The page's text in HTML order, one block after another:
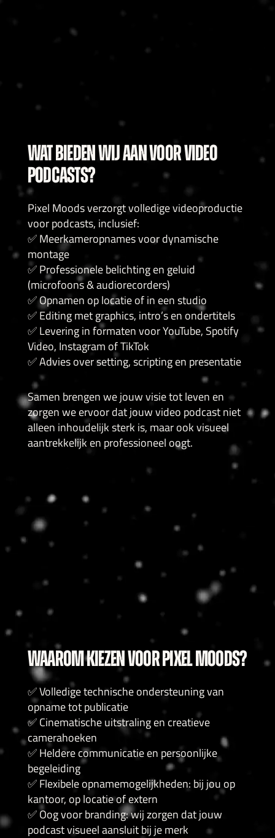
WAT BIEDEN WIJ AAN VOOR VIDEO
PODCASTS?
Pixel Moods verzorgt volledige videoproductie
voor podcasts, inclusief:
✅ Meerkameropnames voor dynamische
montage
✅ Professionele belichting en geluid
(microfoons & audiorecorders)
✅ Opnamen op locatie of in een studio
✅ Editing met graphics, intro’s en ondertitels
✅ Levering in formaten voor YouTube, Spotify
Video, Instagram of TikTok
✅ Advies over setting, scripting en presentatie
Samen brengen we jouw visie tot leven en
zorgen we ervoor dat jouw video podcast niet
alleen inhoudelijk sterk is, maar ook visueel
aantrekkelijk en professioneel oogt.
WAAROM KIEZEN VOOR PIXEL MOODS?
✅ Volledige technische ondersteuning van
opname tot publicatie
✅ Cinematische uitstraling en creatieve
camerahoeken
✅ Heldere communicatie en persoonlijke
begeleiding
✅ Flexibele opnamemogelijkheden: bij jou op
kantoor, op locatie of extern
✅ Oog voor branding: wij zorgen dat jouw
podcast visueel aansluit bij je merk